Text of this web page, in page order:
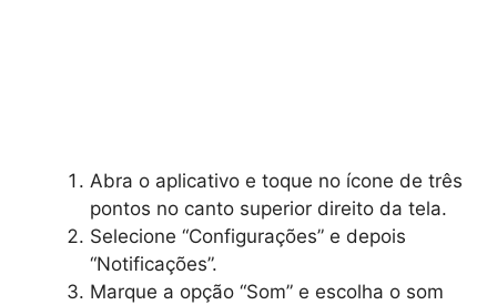
Abra o aplicativo e toque no ícone de três
pontos no canto superior direito da tela.
Selecione “Configurações” e depois
“Notificações”.
Marque a opção “Som” e escolha o som